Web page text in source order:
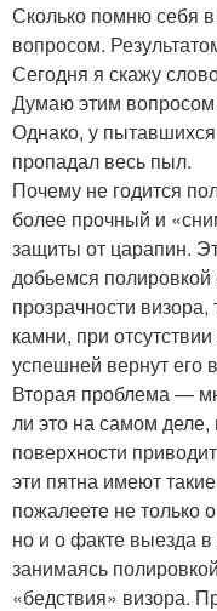
Сколько помню себя
вопросом.
Сегодня я скажу
Думаю этим вопросом
Однако, у
пропадал весь пыл.
Почему не годится
более прочный и
защиты от царапин.
добьемся
прозрачности
камни, при
успешней вернут его
Вторая проблема —
ли это на самом
поверхности
эти пятна имеют
пожалеете не только
но и о факте выезда
занимаясь
«бедствия» визора.